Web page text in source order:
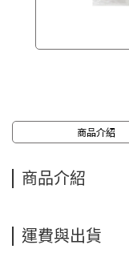
商品介紹
商品介紹
運費與出貨